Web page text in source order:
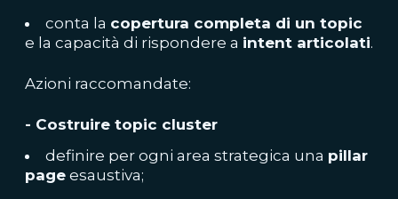
conta la copertura completa di un topic
e la capacità di rispondere a intent articolati.
Azioni raccomandate:
- Costruire topic cluster
definire per ogni area strategica una pillar
page esaustiva;